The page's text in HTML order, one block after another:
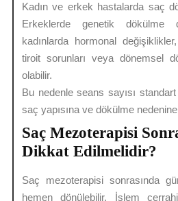
Kadın ve erkek hastalarda saç
Erkeklerde genetik dökülme
kadınlarda hormonal
tiroit sorunları veya dönemsel
olabilir.
Bu nedenle seans sayısı
saç yapısına ve dökülme
Saç Mezoterapisi
Dikkat Edilmelidir?
Saç mezoterapisi sonrasında
hemen dönülebilir. İşlem